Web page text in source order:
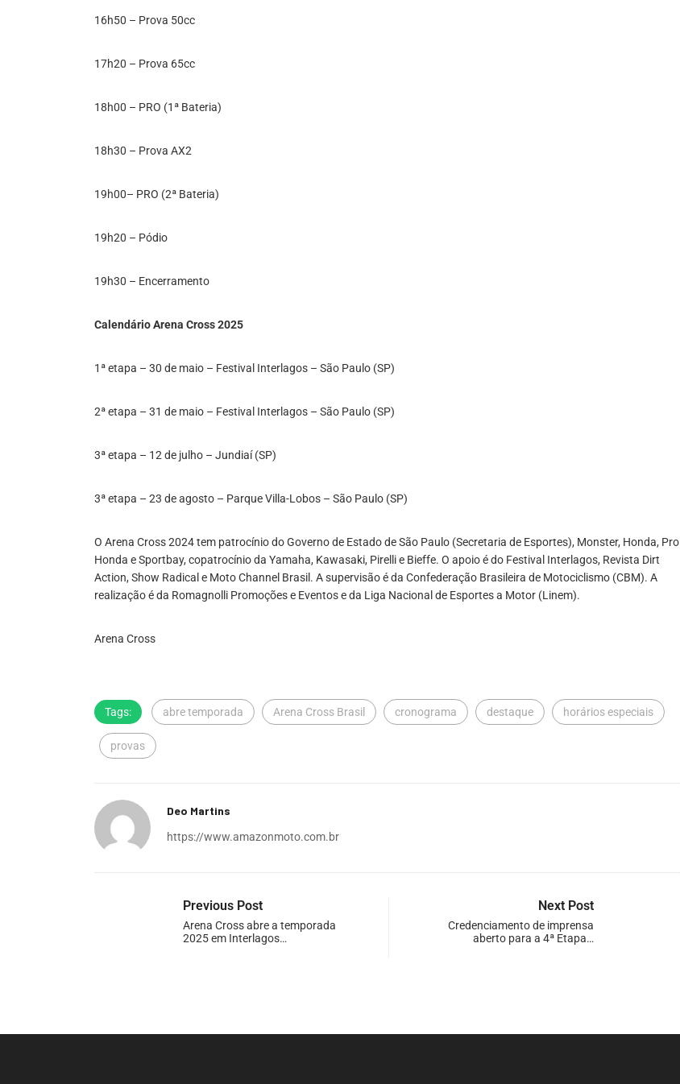
16h50 – Prova 50cc
17h20 – Prova 65cc
18h00 – PRO (1ª Bateria)
18h30 – Prova AX2
19h00– PRO (2ª Bateria)
19h20 – Pódio
19h30 – Encerramento
Calendário Arena Cross 2025
1ª etapa – 30 de maio – Festival Interlagos – São Paulo (SP)
2ª etapa – 31 de maio – Festival Interlagos – São Paulo (SP)
3ª etapa – 12 de julho – Jundiaí (SP)
3ª etapa – 23 de agosto – Parque Villa-Lobos – São Paulo (SP)
O Arena Cross 2024 tem patrocínio do Governo de Estado de São Paulo (Secretaria de Esportes), Monster, Honda, Pro
Honda e Sportbay, copatrocínio da Yamaha, Kawasaki, Pirelli e Bieffe. O apoio é do Festival Interlagos, Revista Dirt
Action, Show Radical e Moto Channel Brasil. A supervisão é da Confederação Brasileira de Motociclismo (CBM). A
realização é da Romagnolli Promoções e Eventos e da Liga Nacional de Esportes a Motor (Linem).
Arena Cross
Tags: abre temporada Arena Cross Brasil cronograma destaque horários especiais
provas
Deo Martins
https://www.amazonmoto.com.br
Previous Post
Arena Cross abre a temporada
2025 em Interlagos…
Next Post
Credenciamento de imprensa
aberto para a 4ª Etapa…